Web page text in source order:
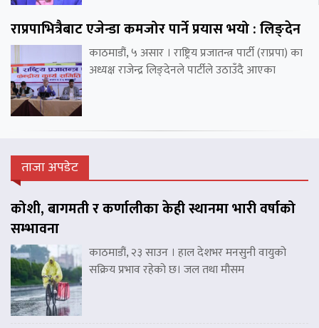
राप्रपाभित्रैबाट एजेन्डा कमजोर पार्ने प्रयास भयो : लिङ्देन
काठमाडौं, ५ असार । राष्ट्रिय प्रजातन्त्र पार्टी (राप्रपा) का
अध्यक्ष राजेन्द्र लिङ्देनले पार्टीले उठाउँदै आएका
ताजा अपडेट
कोशी, बागमती र कर्णालीका केही स्थानमा भारी वर्षाको
सम्भावना
काठमाडौं, २३ साउन । हाल देशभर मनसुनी वायुको
सक्रिय प्रभाव रहेको छ। जल तथा मौसम